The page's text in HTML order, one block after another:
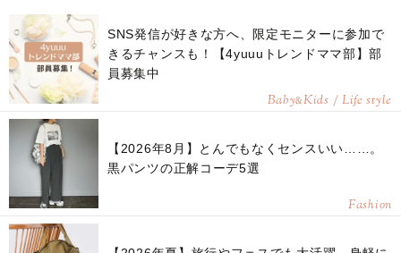
SNS発信が好きな方へ、限定モニターに参加で
きるチャンスも！【4yuuuトレンドママ部】部
員募集中
Baby&Kids / Life style
【2026年8月】とんでもなくセンスいい……。
黒パンツの正解コーデ5選
Fashion